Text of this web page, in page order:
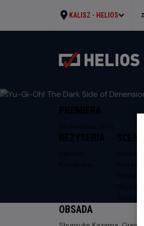
KALISZ - HELIOS
OBSADA